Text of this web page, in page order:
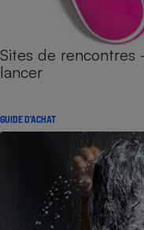
Sites de rencontres
lancer
GUIDE D'ACHAT